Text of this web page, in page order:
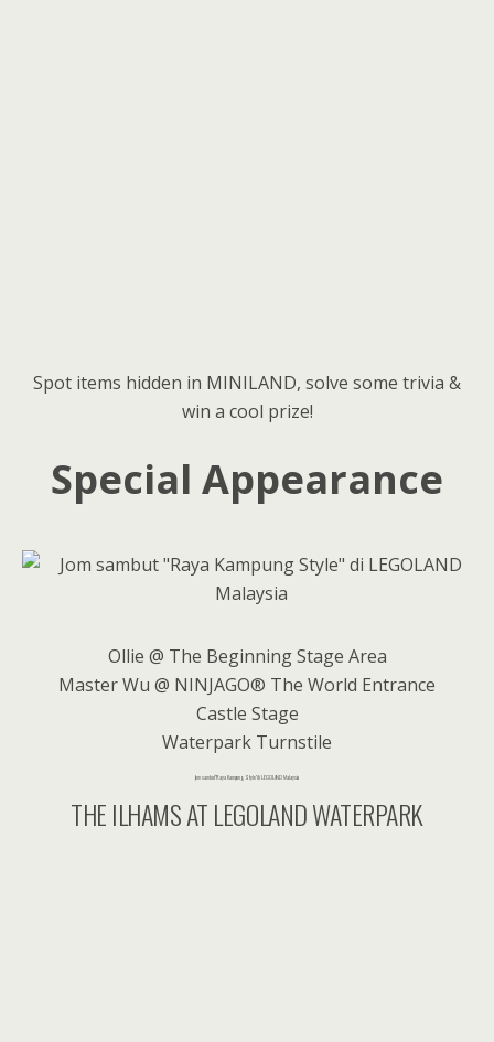
Spot items hidden in MINILAND, solve some trivia &
win a cool prize!
Special Appearance
Ollie @ The Beginning Stage Area
Master Wu @ NINJAGO® The World Entrance
Castle Stage
Waterpark Turnstile
Jom sambut “Raya Kampung Style” di LEGOLAND Malaysia
THE ILHAMS AT LEGOLAND WATERPARK